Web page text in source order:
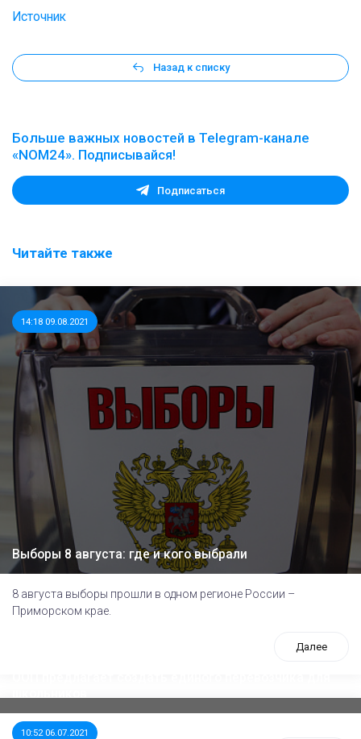
Источник
Назад к списку
Больше важных новостей в Telegram-канале
«NOM24». Подписывайся!
Подписаться
Читайте также
14:18 09.08.2021
Выборы 8 августа: где и кого выбрали
8 августа выборы прошли в одном регионе России –
Приморском крае.
Далее
10:52 06.07.2021